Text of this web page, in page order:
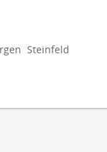
Steinfeld